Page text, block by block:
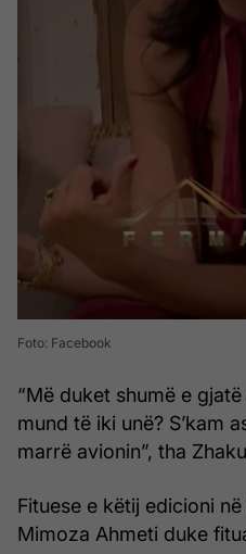
Foto: Facebook
“Më duket shumë e
mund të iki unë? S’kam
marrë avionin”, tha
Fituese e këtij edicioni
Mimoza Ahmeti duke